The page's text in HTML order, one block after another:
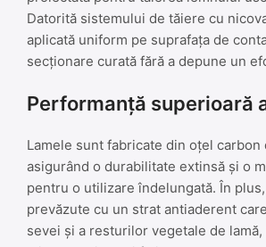
Datorită sistemului de tăiere cu
aplicată uniform pe suprafața de
secționare curată fără a depune un
Performanță superioară
Lamele sunt fabricate din oțel carbon
asigurând o durabilitate extinsă și o
pentru o utilizare îndelungată. În
prevăzute cu un strat antiaderent
sevei și a resturilor vegetale de